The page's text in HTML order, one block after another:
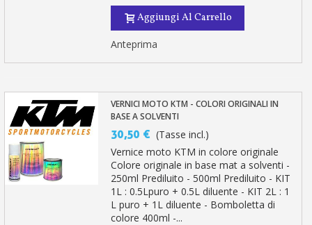
Aggiungi Al Carrello
Anteprima
VERNICI MOTO KTM - COLORI ORIGINALI IN
BASE A SOLVENTI
30,50 € (Tasse incl.)
Vernice moto KTM in colore originale
Colore originale in base mat a solventi -
250ml Prediluito - 500ml Prediluito - KIT
1L : 0.5Lpuro + 0.5L diluente - KIT 2L : 1
L puro + 1L diluente - Bomboletta di
colore 400ml -...